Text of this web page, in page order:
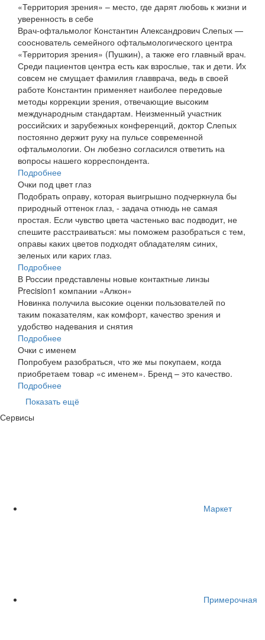
«Территория зрения» – место, где дарят любовь к жизни и
уверенность в себе
Врач-офтальмолог Константин Александрович Слепых —
сооснователь семейного офтальмологического центра
«Территория зрения» (Пушкин), а также его главный врач.
Среди пациентов центра есть как взрослые, так и дети. Их
совсем не смущает фамилия главврача, ведь в своей
работе Константин применяет наиболее передовые
методы коррекции зрения, отвечающие высоким
международным стандартам. Неизменный участник
российских и зарубежных конференций, доктор Слепых
постоянно держит руку на пульсе современной
офтальмологии. Он любезно согласился ответить на
вопросы нашего корреспондента.
Подробнее
Очки под цвет глаз
Подобрать оправу, которая выигрышно подчеркнула бы
природный оттенок глаз, - задача отнюдь не самая
простая. Если чувство цвета частенько вас подводит, не
спешите расстраиваться: мы поможем разобраться с тем,
оправы каких цветов подходят обладателям синих,
зеленых или карих глаз.
Подробнее
В России представлены новые контактные линзы
Precision1 компании «Алкон»
Новинка получила высокие оценки пользователей по
таким показателям, как комфорт, качество зрения и
удобство надевания и снятия
Подробнее
Очки с именем
Попробуем разобраться, что же мы покупаем, когда
приобретаем товар «с именем». Бренд – это качество.
Подробнее
Показать ещё
Сервисы
Маркет
Примерочная